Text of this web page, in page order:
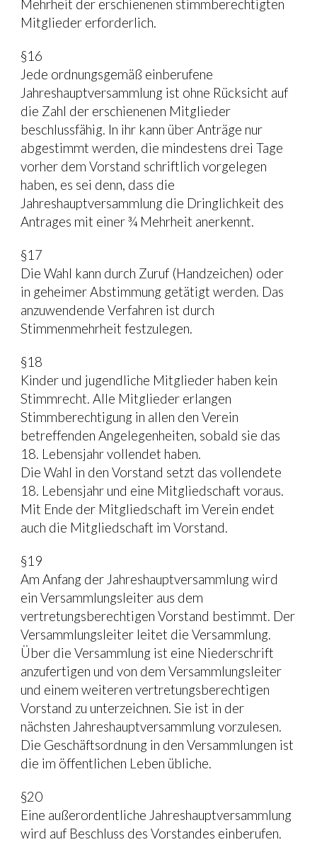
Mehrheit der erschienenen stimmberechtigten
Mitglieder erforderlich.
§16
Jede ordnungsgemäß einberufene
Jahreshauptversammlung ist ohne Rücksicht auf
die Zahl der erschienenen Mitglieder
beschlussfähig. In ihr kann über Anträge nur
abgestimmt werden, die mindestens drei Tage
vorher dem Vorstand schriftlich vorgelegen
haben, es sei denn, dass die
Jahreshauptversammlung die Dringlichkeit des
Antrages mit einer ¾ Mehrheit anerkennt.
§17
Die Wahl kann durch Zuruf (Handzeichen) oder
in geheimer Abstimmung getätigt werden. Das
anzuwendende Verfahren ist durch
Stimmenmehrheit festzulegen.
§18
Kinder und jugendliche Mitglieder haben kein
Stimmrecht. Alle Mitglieder erlangen
Stimmberechtigung in allen den Verein
betreffenden Angelegenheiten, sobald sie das
18. Lebensjahr vollendet haben.
Die Wahl in den Vorstand setzt das vollendete
18. Lebensjahr und eine Mitgliedschaft voraus.
Mit Ende der Mitgliedschaft im Verein endet
auch die Mitgliedschaft im Vorstand.
§19
Am Anfang der Jahreshauptversammlung wird
ein Versammlungsleiter aus dem
vertretungsberechtigen Vorstand bestimmt. Der
Versammlungsleiter leitet die Versammlung.
Über die Versammlung ist eine Niederschrift
anzufertigen und von dem Versammlungsleiter
und einem weiteren vertretungsberechtigen
Vorstand zu unterzeichnen. Sie ist in der
nächsten Jahreshauptversammlung vorzulesen.
Die Geschäftsordnung in den Versammlungen ist
die im öffentlichen Leben übliche.
§20
Eine außerordentliche Jahreshauptversammlung
wird auf Beschluss des Vorstandes einberufen.